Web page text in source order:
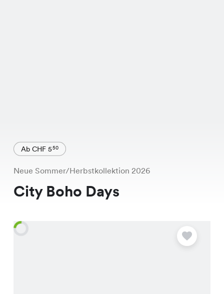
Ab CHF 550
Neue Sommer/Herbstkollektion 2026
City Boho Days